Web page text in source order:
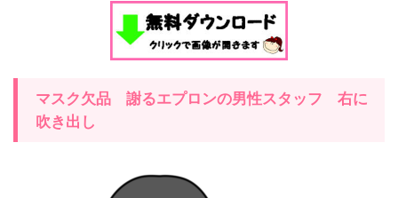
マスク欠品 謝るエプロンの男性スタッフ 右に
吹き出し